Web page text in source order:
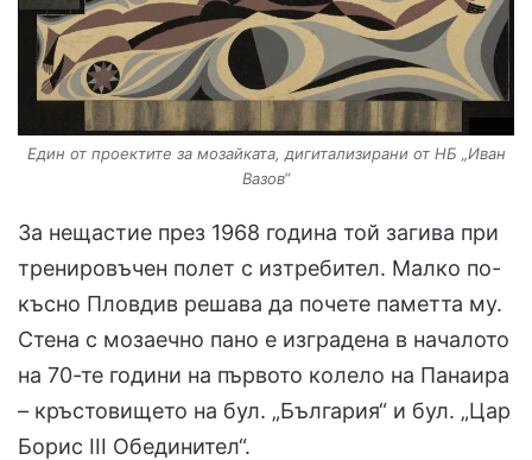
Един от проектите за мозайката, дигитализирани от НБ „Иван
Вазов“
За нещастие през 1968 година той загива при
тренировъчен полет с изтребител. Малко по-
късно Пловдив решава да почете паметта му.
Стена с мозаечно пано е изградена в началото
на 70-те години на първото колело на Панаира
– кръстовището на бул. „България“ и бул. „Цар
Борис III Обединител“.